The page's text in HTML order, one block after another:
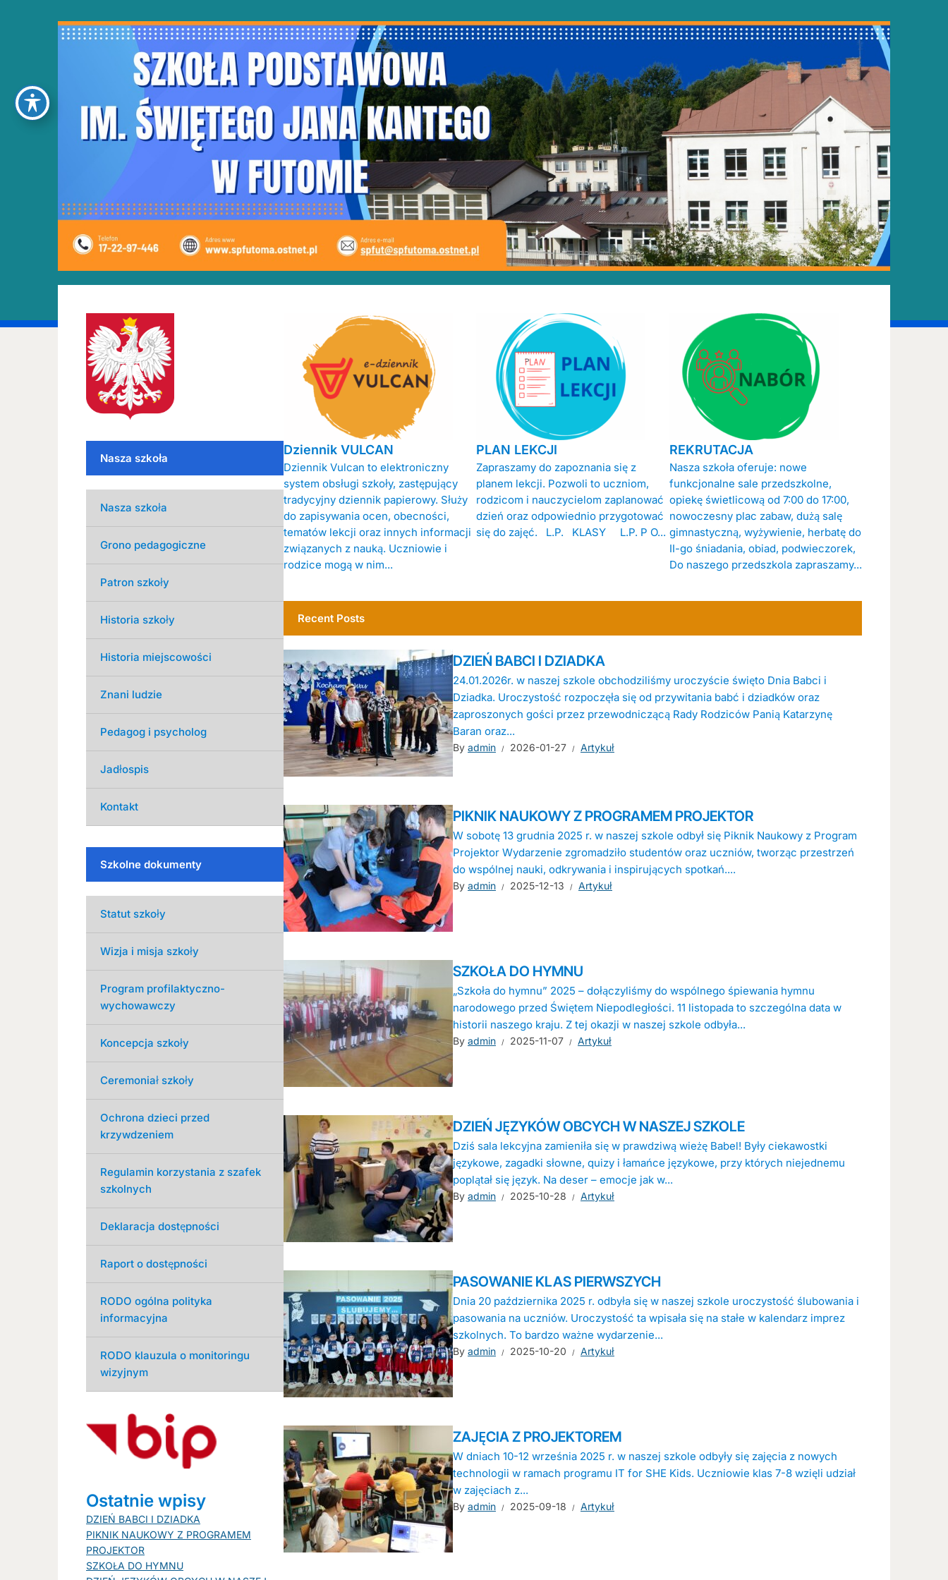
Dziennik VULCAN
Dziennik Vulcan to elektroniczny
system obsługi szkoły, zastępujący
tradycyjny dziennik papierowy. Służy
do zapisywania ocen, obecności,
tematów lekcji oraz innych informacji
związanych z nauką. Uczniowie i
rodzice mogą w nim...
PLAN LEKCJI
Zapraszamy do zapoznania się z
planem lekcji. Pozwoli to uczniom,
rodzicom i nauczycielom zaplanować
dzień oraz odpowiednio przygotować
się do zajęć. L.P. KLASY L.P. P O...
REKRUTACJA
Nasza szkoła oferuje: nowe
funkcjonalne sale przedszkolne,
opiekę świetlicową od 7:00 do 17:00,
nowoczesny plac zabaw, dużą salę
gimnastyczną, wyżywienie, herbatę do
II-go śniadania, obiad, podwieczorek,
Do naszego przedszkola zapraszamy...
Recent Posts
DZIEŃ BABCI I DZIADKA
24.01.2026r. w naszej szkole obchodziliśmy uroczyście święto Dnia Babci i
Dziadka. Uroczystość rozpoczęła się od przywitania babć i dziadków oraz
zaproszonych gości przez przewodniczącą Rady Rodziców Panią Katarzynę
Baran oraz...
By admin 2026-01-27 Artykuł
PIKNIK NAUKOWY Z PROGRAMEM PROJEKTOR
W sobotę 13 grudnia 2025 r. w naszej szkole odbył się Piknik Naukowy z Program
Projektor Wydarzenie zgromadziło studentów oraz uczniów, tworząc przestrzeń
do wspólnej nauki, odkrywania i inspirujących spotkań....
By admin 2025-12-13 Artykuł
SZKOŁA DO HYMNU
„Szkoła do hymnu” 2025 – dołączyliśmy do wspólnego śpiewania hymnu
narodowego przed Świętem Niepodległości. 11 listopada to szczególna data w
historii naszego kraju. Z tej okazji w naszej szkole odbyła...
By admin 2025-11-07 Artykuł
DZIEŃ JĘZYKÓW OBCYCH W NASZEJ SZKOLE
Dziś sala lekcyjna zamieniła się w prawdziwą wieżę Babel! Były ciekawostki
językowe, zagadki słowne, quizy i łamańce językowe, przy których niejednemu
poplątał się język. Na deser – emocje jak w...
By admin 2025-10-28 Artykuł
PASOWANIE KLAS PIERWSZYCH
Dnia 20 października 2025 r. odbyła się w naszej szkole uroczystość ślubowania i
pasowania na uczniów. Uroczystość ta wpisała się na stałe w kalendarz imprez
szkolnych. To bardzo ważne wydarzenie...
By admin 2025-10-20 Artykuł
ZAJĘCIA Z PROJEKTOREM
W dniach 10-12 września 2025 r. w naszej szkole odbyły się zajęcia z nowych
technologii w ramach programu IT for SHE Kids. Uczniowie klas 7-8 wzięli udział
w zajęciach z...
By admin 2025-09-18 Artykuł
Nasza szkoła
Nasza szkoła
Grono pedagogiczne
Patron szkoły
Historia szkoły
Historia miejscowości
Znani ludzie
Pedagog i psycholog
Jadłospis
Kontakt
Szkolne dokumenty
Statut szkoły
Wizja i misja szkoły
Program profilaktyczno-
wychowawczy
Koncepcja szkoły
Ceremoniał szkoły
Ochrona dzieci przed
krzywdzeniem
Regulamin korzystania z szafek
szkolnych
Deklaracja dostępności
Raport o dostępności
RODO ogólna polityka
informacyjna
RODO klauzula o monitoringu
wizyjnym
Ostatnie wpisy
DZIEŃ BABCI I DZIADKA
PIKNIK NAUKOWY Z PROGRAMEM
PROJEKTOR
SZKOŁA DO HYMNU